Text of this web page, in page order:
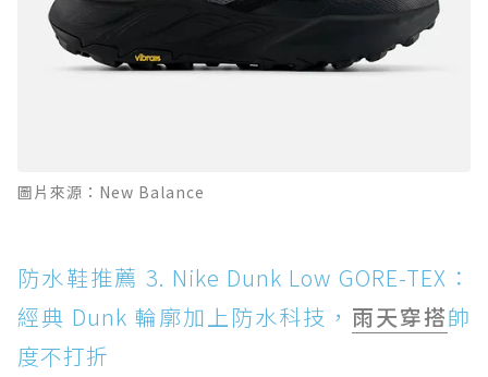
圖片來源：New Balance
防水鞋推薦 3. Nike Dunk Low GORE-TEX：
經典 Dunk 輪廓加上防水科技， 雨天穿搭帥
度不打折